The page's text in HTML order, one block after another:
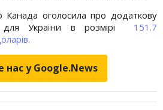
оголосила про додаткову
для України в розмірі 151.7
нас у Google.News